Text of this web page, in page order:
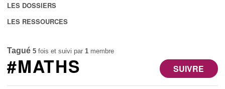
LES DOSSIERS
LES RESSOURCES
Tagué 5 fois et suivi par 1 membre
SUIVRE
#MATHS